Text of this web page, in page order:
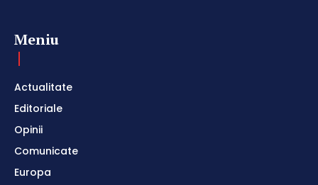
Meniu
Actualitate
Editoriale
Opinii
Comunicate
Europa